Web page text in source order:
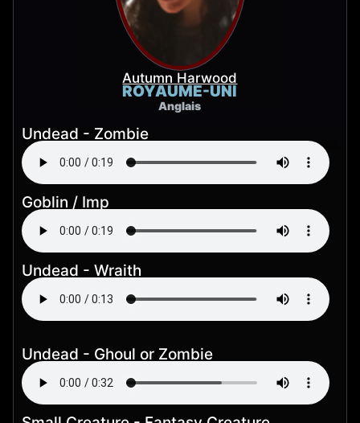
Autumn Harwood
ROYAUME-UNI
Anglais
Undead - Zombie
Goblin / Imp
Undead - Wraith
Undead - Ghoul or Zombie